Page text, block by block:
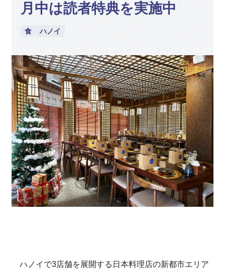
月中は読者特典を実施中
食 ハノイ
ハノイで3店舗を展開する日本料理店の新都市エリア